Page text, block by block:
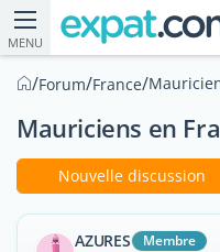
MENU
/Forum/France/
Mauriciens en
Nouvelle discussion
AZURES Membre